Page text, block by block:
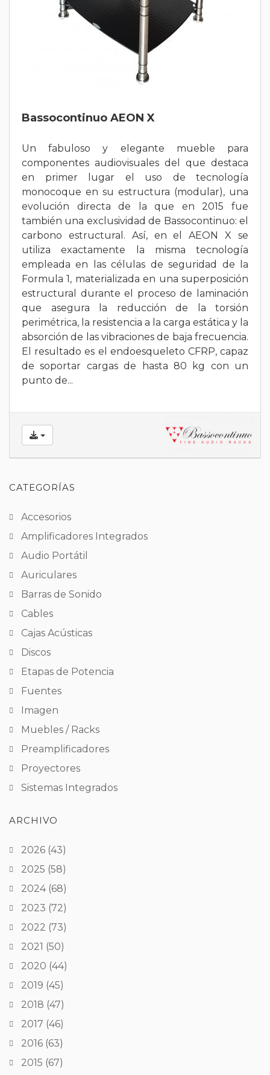
Bassocontinuo AEON X
Un fabuloso y elegante mueble para
componentes audiovisuales del que destaca
en primer lugar el uso de tecnología
monocoque en su estructura (modular), una
evolución directa de la que en 2015 fue
también una exclusividad de Bassocontinuo: el
carbono estructural. Así, en el AEON X se
utiliza exactamente la misma tecnología
empleada en las células de seguridad de la
Formula 1, materializada en una superposición
estructural durante el proceso de laminación
que asegura la reducción de la torsión
perimétrica, la resistencia a la carga estática y la
absorción de las vibraciones de baja frecuencia.
El resultado es el endoesqueleto CFRP, capaz
de soportar cargas de hasta 80 kg con un
punto de...
CATEGORÍAS
Accesorios
Amplificadores Integrados
Audio Portátil
Auriculares
Barras de Sonido
Cables
Cajas Acústicas
Discos
Etapas de Potencia
Fuentes
Imagen
Muebles / Racks
Preamplificadores
Proyectores
Sistemas Integrados
ARCHIVO
2026 (43)
2025 (58)
2024(68)
2023 (72)
2022 (73)
2021 (50)
2020 (44)
2019 (45)
2018 (47)
2017 (46)
2016 (63)
2015 (67)